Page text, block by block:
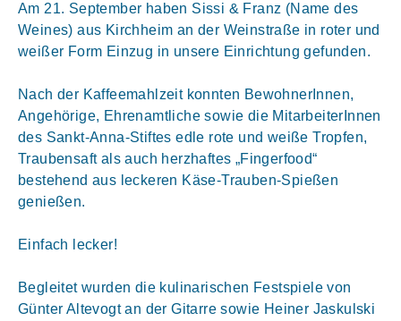
Am 21. September haben Sissi & Franz (Name des
Weines) aus Kirchheim an der Weinstraße in roter und
weißer Form Einzug in unsere Einrichtung gefunden.
Nach der Kaffeemahlzeit konnten BewohnerInnen,
Angehörige, Ehrenamtliche sowie die MitarbeiterInnen
des Sankt-Anna-Stiftes edle rote und weiße Tropfen,
Traubensaft als auch herzhaftes „Fingerfood“
bestehend aus leckeren Käse-Trauben-Spießen
genießen.
Einfach lecker!
Begleitet wurden die kulinarischen Festspiele von
Günter Altevogt an der Gitarre sowie Heiner Jaskulski